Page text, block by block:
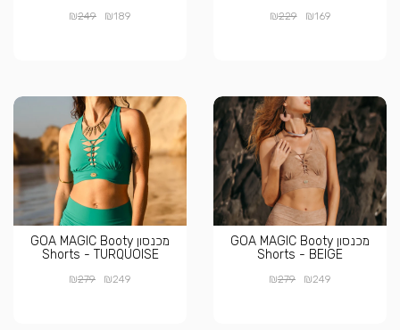
₪169
₪229
₪189
₪249
מכנסון GOA MAGIC Booty
Shorts - BEIGE
₪249
₪279
מכנסון GOA MAGIC Booty
Shorts - TURQUOISE
₪249
₪279